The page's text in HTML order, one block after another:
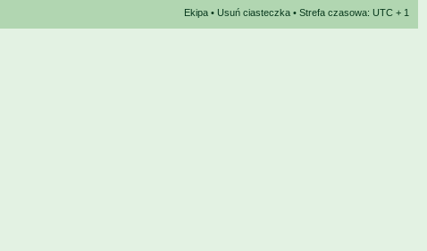
Ekipa • Usuń ciasteczka • Strefa czasowa: UTC + 1